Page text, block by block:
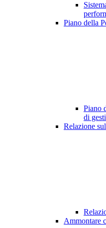
Piano della
Piano
di
Relazione
Ammontare